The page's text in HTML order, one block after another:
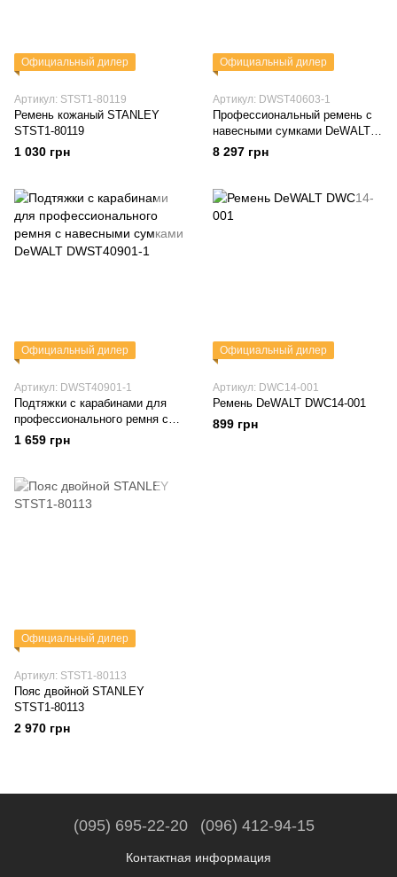
Официальный дилер
Артикул: STST1-80119
Ремень кожаный STANLEY
STST1-80119
1 030 грн
Официальный дилер
Артикул: DWST40603-1
Профессиональный ремень с
навесными сумками DeWALT
DWST40603-1
8 297 грн
Официальный дилер
Артикул: DWST40901-1
Подтяжки с карабинами для
профессионального ремня с
навесными сумками DeWALT
DWST40901-1
1 659 грн
Официальный дилер
Артикул: DWC14-001
Ремень DeWALT DWC14-001
899 грн
Официальный дилер
Артикул: STST1-80113
Пояс двойной STANLEY
STST1-80113
2 970 грн
(095) 695-22-20 (096) 412-94-15
Контактная информация